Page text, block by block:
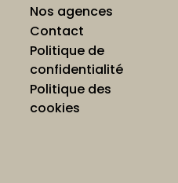
Nos agences
Contact
Politique de
confidentialité
Politique des
cookies